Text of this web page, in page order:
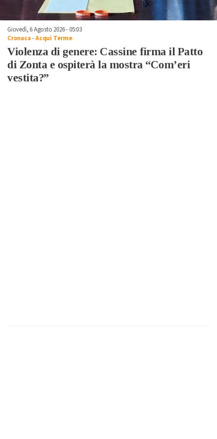
Giovedì, 6 Agosto 2026 - 05:03
Cronaca-Acqui Terme
Violenza di genere: Cassine firma il Patto
di Zonta e ospiterà la mostra “Com’eri
vestita?”